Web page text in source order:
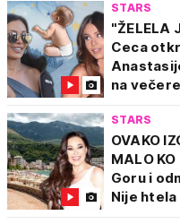
STARS
"ŽELELA
Ceca
na
STARS
OVAKO
MALO
Goru i
Nije